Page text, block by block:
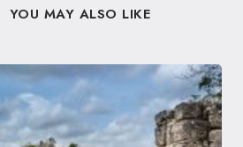
YOU MAY ALSO LIKE